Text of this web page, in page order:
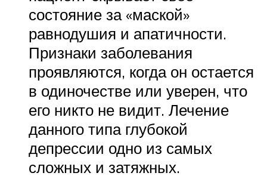
состояние за «маской»
равнодушия и апатичности.
Признаки заболевания
проявляются, когда он остается
в одиночестве или уверен, что
его никто не видит. Лечение
данного типа глубокой
депрессии одно из самых
сложных и затяжных.